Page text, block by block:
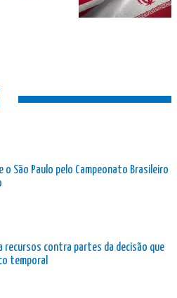
o São Paulo pelo Campeonato Brasileiro
recursos contra partes da decisão que
temporal